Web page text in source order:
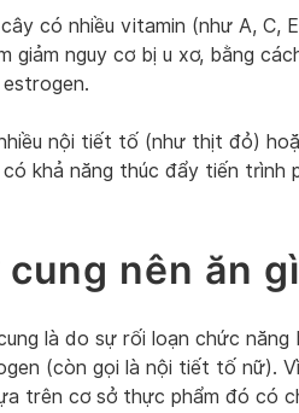
có nhiều vitamin (như A, C,
giảm nguy cơ bị u xơ, bằng
nội tiết tố (như thịt đỏ)
khả năng thúc đẩy tiến trình
nên ăn
là do sự rối loạn chức năng
(còn gọi là nội tiết tố nữ).
trên cơ sở thực phẩm đó có